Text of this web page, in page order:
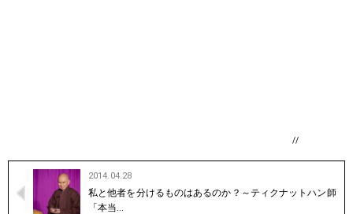
//
2014.04.28
私と他者を分けるものはあるのか？～ティクナットハン師
「本当…